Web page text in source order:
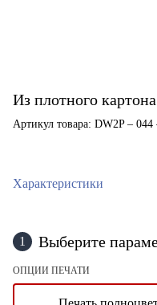
Из плотного картона
Артикул товара: DW2P – 044
Характеристики
1 Выберите
ОПЦИИ ПЕЧАТИ